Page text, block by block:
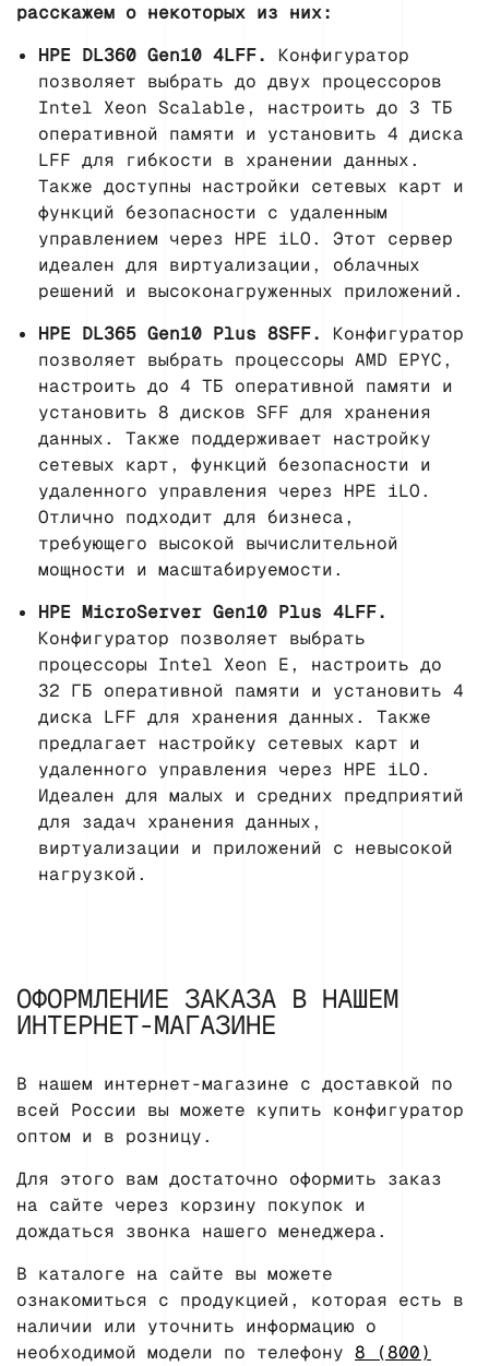
расскажем о некоторых из них:
HPE DL360 Gen10 4LFF.
Конфигуратор
позволяет выбрать до двух процессоров
Intel Xeon Scalable, настроить до 3 ТБ
оперативной памяти и установить 4 диска
LFF для гибкости в хранении данных.
Также доступны настройки сетевых карт и
функций безопасности с удаленным
управлением через HPE iLO. Этот сервер
идеален для виртуализации, облачных
решений и высоконагруженных приложений.
HPE DL365 Gen10 Plus 8SFF.
Конфигуратор
позволяет выбрать процессоры AMD EPYC,
настроить до 4 ТБ оперативной памяти и
установить 8 дисков SFF для хранения
данных. Также поддерживает настройку
сетевых карт, функций безопасности и
удаленного управления через HPE iLO.
Отлично подходит для бизнеса,
требующего высокой вычислительной
мощности и масштабируемости.
HPE MicroServer Gen10 Plus 4LFF.
Конфигуратор позволяет выбрать
процессоры Intel Xeon E, настроить до
32 ГБ оперативной памяти и установить 4
диска LFF для хранения данных. Также
предлагает настройку сетевых карт и
удаленного управления через HPE iLO.
Идеален для малых и средних предприятий
для задач хранения данных,
виртуализации и приложений с невысокой
нагрузкой.
ОФОРМЛЕНИЕ ЗАКАЗА В НАШЕМ
ИНТЕРНЕТ-МАГАЗИНЕ
В нашем интернет-магазине с доставкой по
всей России вы можете купить конфигуратор
оптом и в розницу.
Для этого вам достаточно оформить заказ
на сайте через корзину покупок и
дождаться звонка нашего менеджера.
В каталоге на сайте вы можете
ознакомиться с продукцией, которая есть в
наличии или уточнить информацию о
необходимой модели по телефону 8 (800)